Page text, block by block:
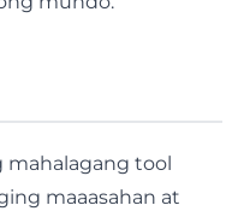
mahalagang tool
maaasahan at